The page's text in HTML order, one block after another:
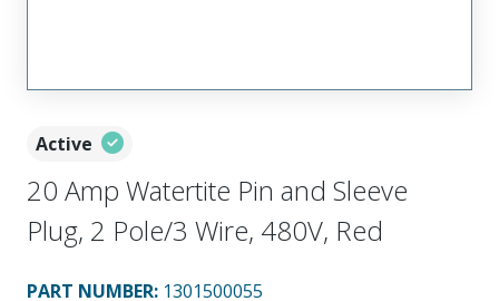
Active
20 Amp Watertite Pin and Sleeve
Plug, 2 Pole/3 Wire, 480V, Red
PART NUMBER: 1301500055